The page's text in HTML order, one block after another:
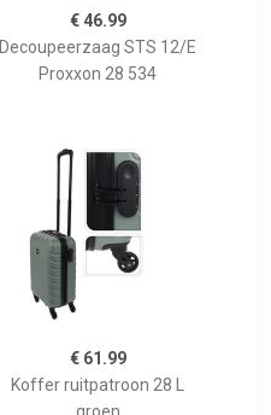
€ 46.99
Decoupeerzaag STS 12/E
Proxxon 28 534
€ 61.99
Koffer ruitpatroon 28 L